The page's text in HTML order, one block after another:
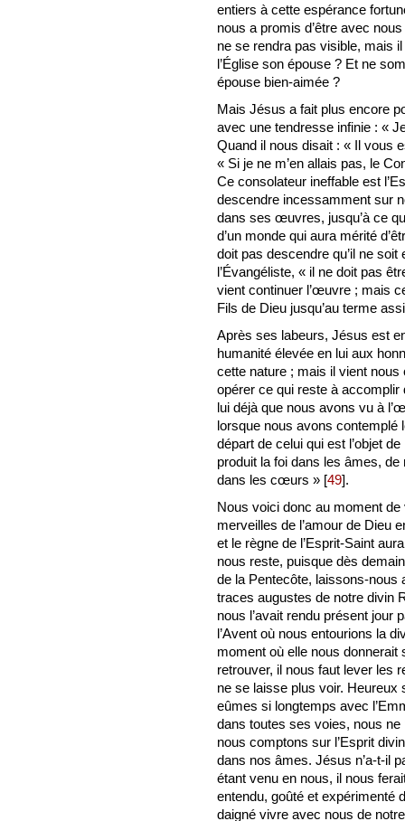
entiers à cette espérance
nous a promis d’être avec
ne se rendra pas visible, mais
l’Église son épouse ? Et ne
épouse bien-aimée ?
Mais Jésus a fait plus encore
avec une tendresse infinie : «
Quand il nous disait : « Il vous
« Si je ne m’en allais pas, le
Ce consolateur ineffable est
descendre incessamment sur
dans ses œuvres, jusqu’à ce
d’un monde qui aura mérité
doit pas descendre qu’il ne
l’Évangéliste, « il ne doit pas
vient continuer l’œuvre ; mais
Fils de Dieu jusqu’au terme
Après ses labeurs, Jésus est
humanité élevée en lui aux
cette nature ; mais il vient nous
opérer ce qui reste à accomplir
lui déjà que nous avons vu à
lorsque nous avons contemplé
départ de celui qui est l’objet de
produit la foi dans les âmes, de
dans les cœurs » [49].
Nous voici donc au moment de
merveilles de l’amour de Dieu
et le règne de l’Esprit-Saint
nous reste, puisque dès
de la Pentecôte, laissons-nous
traces augustes de notre divin
nous l’avait rendu présent jour
l’Avent où nous entourions la
moment où elle nous donnerait
retrouver, il nous faut lever les
ne se laisse plus voir. Heureux
eûmes si longtemps avec
dans toutes ses voies, nous
nous comptons sur l’Esprit
dans nos âmes. Jésus n’a-t-il
étant venu en nous, il nous
entendu, goûté et expérimenté
daigné vivre avec nous de